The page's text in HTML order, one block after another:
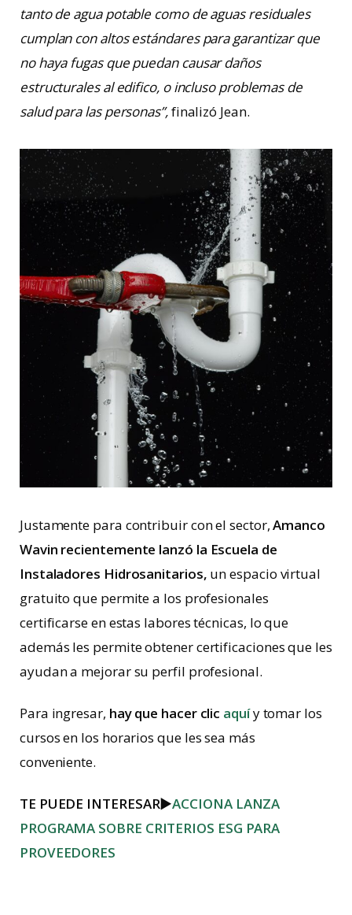
tanto de agua potable como de aguas residuales
cumplan con altos estándares para garantizar que
no haya fugas que puedan causar daños
estructurales al edifico, o incluso problemas de
salud para las personas”,finalizó Jean.
Justamente para contribuir con el sector,Amanco
Wavin recientemente lanzó la Escuela de
Instaladores Hidrosanitarios, un espacio virtual
gratuito que permite a los profesionales
certificarse en estas labores técnicas, lo que
además les permite obtener certificaciones que les
ayudan a mejorar su perfil profesional.
Para ingresar, hay que hacer clic aquíy tomar los
cursos en los horarios que les sea más
conveniente.
TE PUEDE INTERESAR►ACCIONA LANZA
PROGRAMA SOBRE CRITERIOS ESG PARA
PROVEEDORES